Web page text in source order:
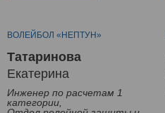
ВОЛЕЙБОЛ «НЕПТУН»
Татаринова
Екатерина
Инженер по расчетам 1
категории,